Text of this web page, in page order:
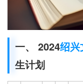
一、 2024绍兴
生计划